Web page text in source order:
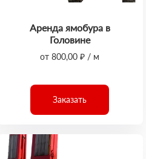
Аренда ямобура в
Головине
от 800,00 ₽ / м
Заказать